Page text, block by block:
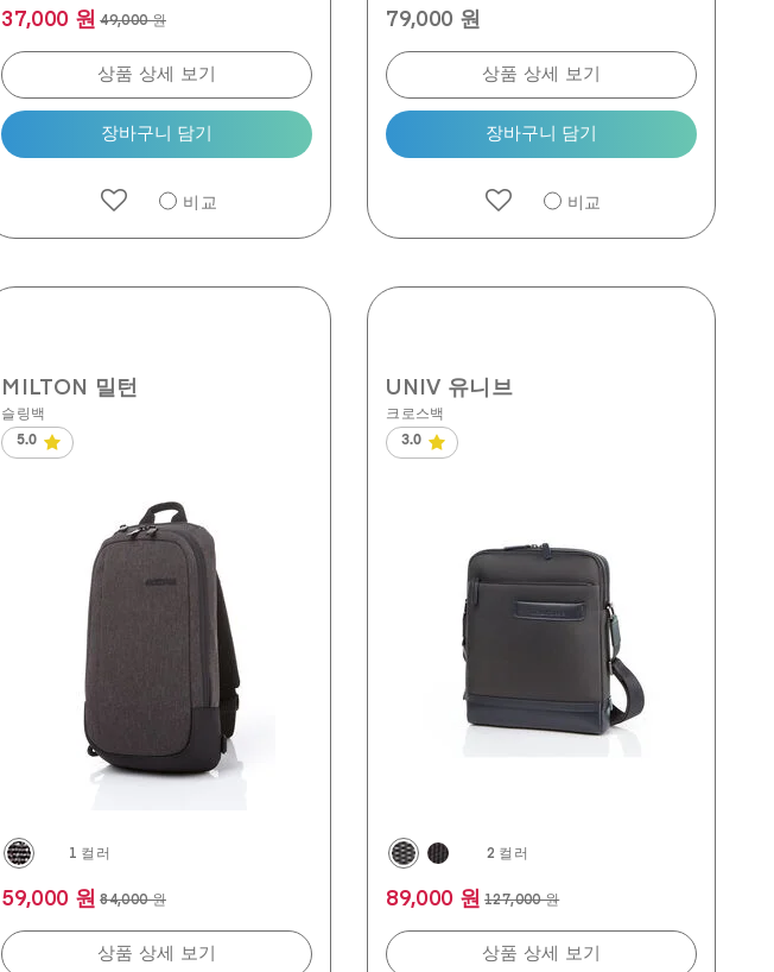
37,000 원 49,000 원
상품 상세 보기
장바구니 담기
비교
79,000 원
상품 상세 보기
장바구니 담기
비교
1 컬러
MILTON 밀턴
슬링백
5.0
별
59,000 원 84,000 원
상품 상세 보기
2 컬러
UNIV 유니브
크로스백
3.0
별
89,000 원 127,000 원
상품 상세 보기